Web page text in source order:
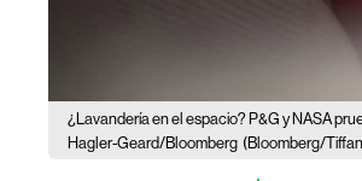
¿Lavandería en el espacio? P&G y NASA
Hagler-Geard/Bloomberg (Bloomberg/